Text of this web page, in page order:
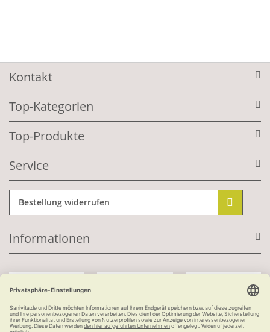
Kontakt
Top-Kategorien
Top-Produkte
Service
Bestellung widerrufen
Informationen